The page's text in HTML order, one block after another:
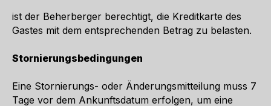
ist der Beherberger berechtigt, die Kreditkarte des
Gastes mit dem entsprechenden Betrag zu belasten.
Stornierungsbedingungen
Eine Stornierungs- oder Änderungsmitteilung muss 7
Tage vor dem Ankunftsdatum erfolgen, um eine